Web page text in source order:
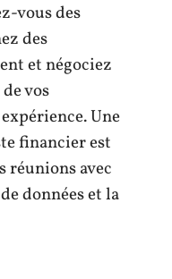
vous des
des
et négociez
vos
Une
financier est
réunions avec
données et la